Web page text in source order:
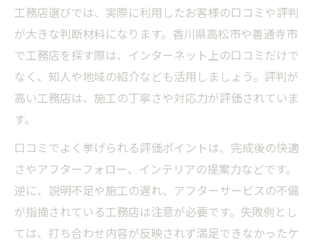
工務店選びでは、実際に利用したお客様の口コミや評判
が大きな判断材料になります。香川県高松市や善通寺市
で工務店を探す際は、インターネット上の口コミだけで
なく、知人や地域の紹介なども活用しましょう。評判が
高い工務店は、施工の丁寧さや対応力が評価されていま
す。
口コミでよく挙げられる評価ポイントは、完成後の快適
さやアフターフォロー、インテリアの提案力などです。
逆に、説明不足や施工の遅れ、アフターサービスの不備
が指摘されている工務店は注意が必要です。失敗例とし
ては、打ち合わせ内容が反映されず満足できなかったケ